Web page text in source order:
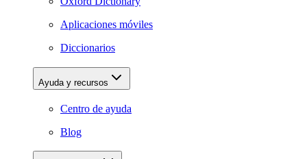
Aplicaciones móviles
Diccionarios
Ayuda y recursos
Centro de ayuda
Blog